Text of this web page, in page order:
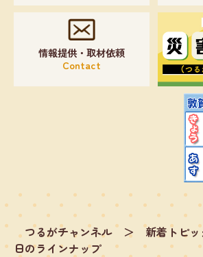
情報提供・取材依頼
Contact
つるがチャンネル ＞ 新着トピッ
日のラインナップ